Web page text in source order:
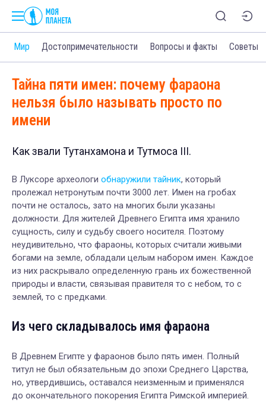
Мир Достопримечательности Вопросы и факты Советы
Тайна пяти имен: почему фараона
нельзя было называть просто по
имени
Как звали Тутанхамона и Тутмоса III.
В Луксоре археологи обнаружили тайник, который
пролежал нетронутым почти 3000 лет. Имен на гробах
почти не осталось, зато на многих были указаны
должности. Для жителей Древнего Египта имя хранило
сущность, силу и судьбу своего носителя. Поэтому
неудивительно, что фараоны, которых считали живыми
богами на земле, обладали целым набором имен. Каждое
из них раскрывало определенную грань их божественной
природы и власти, связывая правителя то с небом, то с
землей, то с предками.
Из чего складывалось имя фараона
В Древнем Египте у фараонов было пять имен. Полный
титул не был обязательным до эпохи Среднего Царства,
но, утвердившись, оставался неизменным и применялся
до окончательного покорения Египта Римской империей.